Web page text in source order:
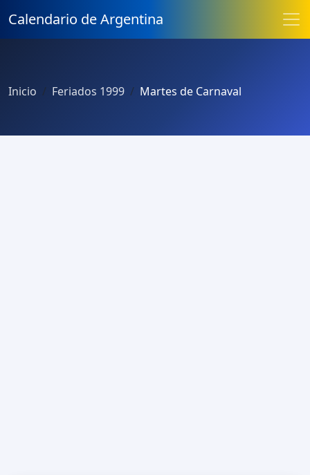
Calendario de Argentina
Inicio Feriados 1999 Martes de Carnaval